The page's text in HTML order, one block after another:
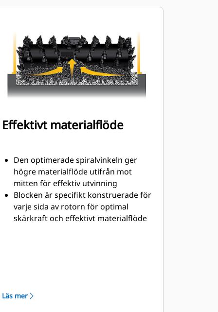
Effektivt materialflöde
Den optimerade spiralvinkeln ger
högre materialflöde utifrån mot
mitten för effektiv utvinning
Blocken är specifikt konstruerade för
varje sida av rotorn för optimal
skärkraft och effektivt materialflöde
snabbt föra bort materialet från
Läs mer